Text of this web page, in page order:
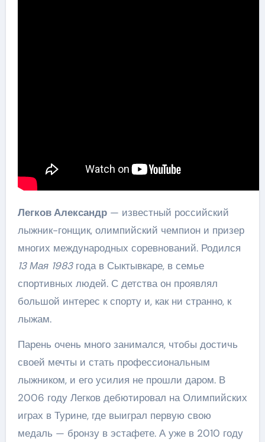
Легков Александр— известный российский
лыжник-гонщик, олимпийский чемпион и призер
многих международных соревнований. Родился
13 Мая 1983года в Сыктывкаре, в семье
спортивных людей. С детства он проявлял
большой интерес к спорту и, как ни странно, к
лыжам.
Парень очень много занимался, чтобы достичь
своей мечты и стать профессиональным
лыжником, и его усилия не прошли даром. В
2006 году Легков дебютировал на Олимпийских
играх в Турине, где выиграл первую свою
медаль — бронзу в эстафете. А уже в 2010 году